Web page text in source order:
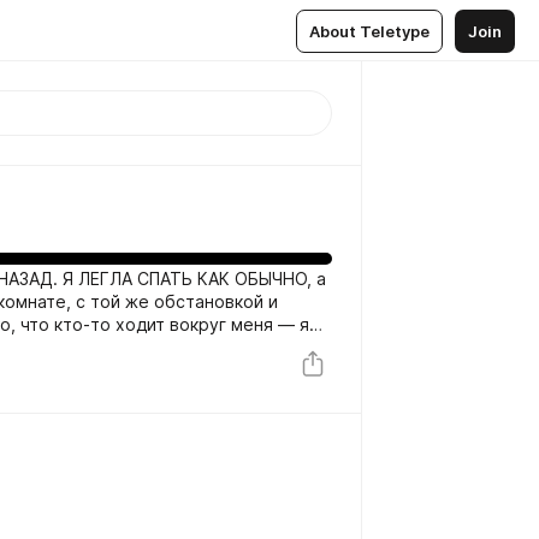
About Teletype Join
Я ЛЕГЛА СПАТЬ КАК ОБЫЧНО, а
с той же обстановкой и
что кто-то ходит вокруг меня — я
получалось, и из-за этого началась